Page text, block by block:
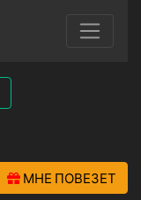
МНЕ ПОВЕЗЕТ